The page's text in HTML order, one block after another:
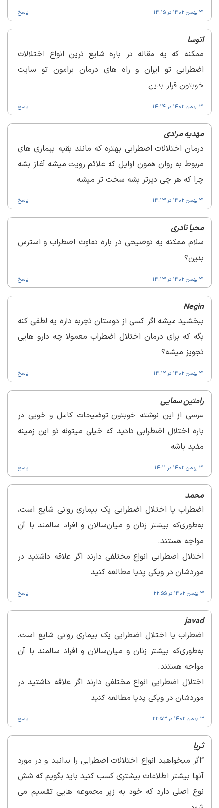
21 بهمن 1402 در 14:15 پاسخ
آتوسا
ممکنه که یه مقاله در باره شایع ترین انواع اختلالات
اضطرابی تو ایران و راه های درمان برامون تو سایت
خوبتون قرار بدین
21 بهمن 1402 در 14:14 پاسخ
مهدیه مرادی
درمان اختلالات اضطرابی بهتره که مانند بقیه بیماری های
مربوط به روان همون اوایل که علائم رویت میشه آغاز بشه
چرا که هر چی دیرتر بشه سخت تر میشه
21 بهمن 1402 در 14:13 پاسخ
محیا نادری
سلام ممکنه یه توضیحی در باره تفاوت اضطراب و استرس
بدین؟
21 بهمن 1402 در 14:13 پاسخ
Negin
ببخشید میشه اگر کسی از دوستان تجربه داره یه لطفی کنه
بگه که برای درمان اختلال اضطراب معمولا چه دارو هایی
تجویز میشه؟
21 بهمن 1402 در 14:12 پاسخ
رامتین سمایی
مرسی از این نوشته خوبتون توضیحات کامل و خوبی در
باره اختلال اضطرابی دادید که خیلی میتونه تو این زمینه
مفید باشه
21 بهمن 1402 در 14:11 پاسخ
محمد
اضطراب یا اختلال اضطرابی یک بیماری روانی شایع است،
به‌طوری‌که بیشتر زنان و میان‌سالان و افراد سالمند با آن
مواجه هستند.
اختلال اضطرابی انواع مختلفی دارند اگر علاقه داشتید در
موردشان در ویکی پدیا مطالعه کنید
3 بهمن 1402 در 22:55 پاسخ
javad
اضطراب یا اختلال اضطرابی یک بیماری روانی شایع است،
به‌طوری‌که بیشتر زنان و میان‌سالان و افراد سالمند با آن
مواجه هستند.
اختلال اضطرابی انواع مختلفی دارند اگر علاقه داشتید در
موردشان در ویکی پدیا مطالعه کنید
3 بهمن 1402 در 22:53 پاسخ
ثریا
“اگر میخواهید انواع اختلالات اضطرابی را بدانید و در مورد
آنها بیشتر اطلاعات بیشتری کسب کنید باید بگویم که شش
نوع اصلی دارد که خود به زیر مجموعه هایی تقسیم می